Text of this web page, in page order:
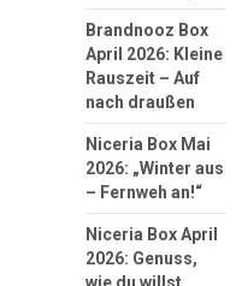
Brandnooz Box
April 2026: Kleine
Rauszeit – Auf
nach draußen
Niceria Box Mai
2026: „Winter aus
– Fernweh an!“
Niceria Box April
2026: Genuss,